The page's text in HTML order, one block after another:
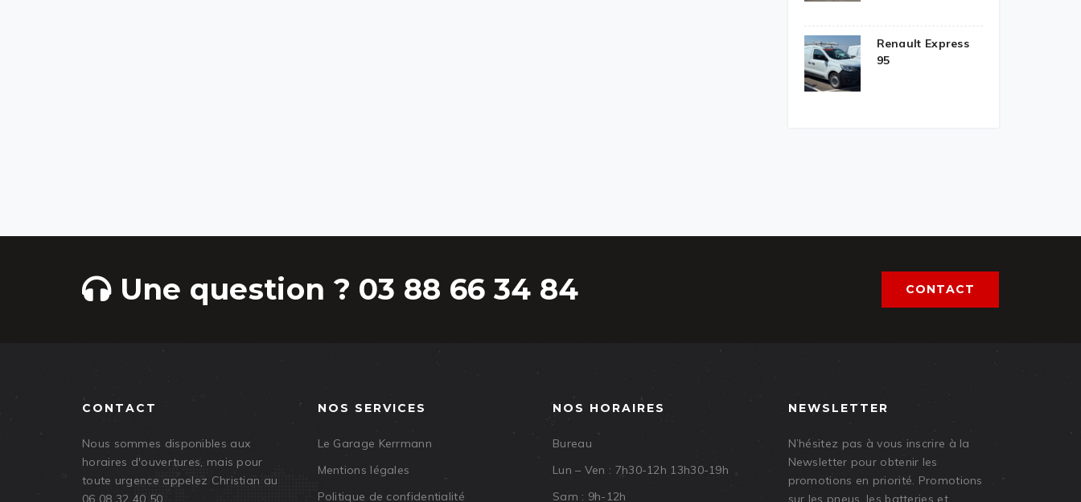
Renault Express
95
Une question ? 03 88 66 34 84 CONTACT
CONTACT
Nous sommes disponibles aux
horaires d'ouvertures, mais pour
toute urgence appelez Christian au
06 08 32 40 50
NOS SERVICES
Le Garage Kerrmann
Mentions légales
Politique de confidentialité
NOS HORAIRES
Bureau
Lun – Ven : 7h30-12h 13h30-19h
Sam : 9h-12h
NEWSLETTER
N’hésitez pas à vous inscrire à la
Newsletter pour obtenir les
promotions en priorité. Promotions
sur les pneus, les batteries et